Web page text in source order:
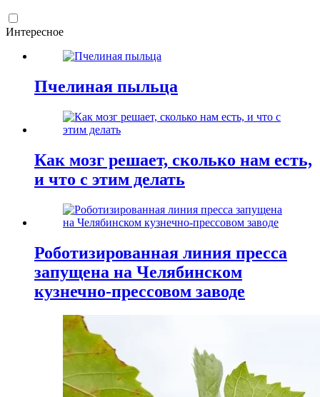
Интересное
Пчелиная пыльца
Как мозг решает, сколько нам есть,
и что с этим делать
Роботизированная линия пресса
запущена на Челябинском
кузнечно-прессовом заводе